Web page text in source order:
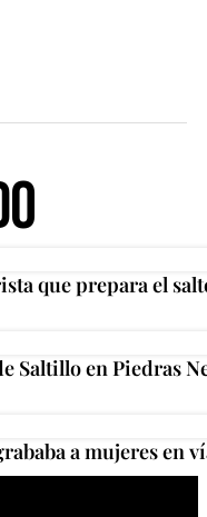
que prepara el
Saltillo en Piedras
a mujeres en